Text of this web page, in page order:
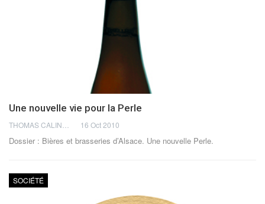
Une nouvelle vie pour la Perle
16 Oct 2010
Dossier : Bières et brasseries d’Alsace. Une nouvelle Perle.
SOCIÉTÉ